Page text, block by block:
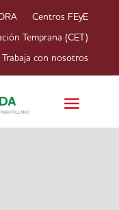
Centros FEyE
Temprana (CET)
Trabaja con nosotros